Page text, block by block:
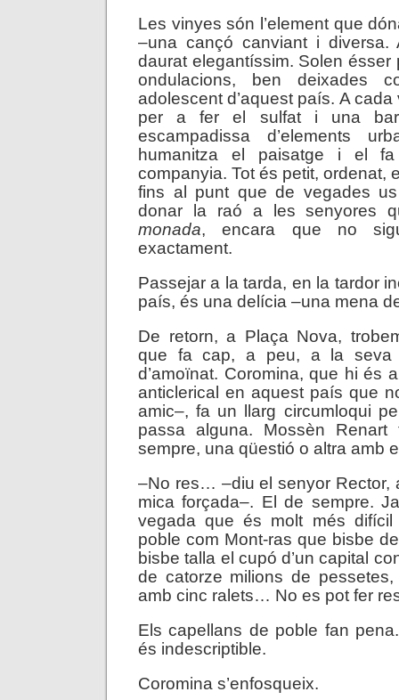
Les vinyes són l’element que
–una cançó canviant i diversa.
daurat elegantíssim. Solen ésser
ondulacions, ben deixades
adolescent d’aquest país. A
per a fer el sulfat i una
escampadissa d’elements
humanitza el paisatge i el
companyia. Tot és petit, ordenat,
fins al punt que de vegades
donar la raó a les senyores
monada, encara que no
exactament.
Passejar a la tarda, en la tardor
país, és una delícia –una mena
De retorn, a Plaça Nova,
que fa cap, a peu, a la seva
d’amoïnat. Coromina, que hi és
anticlerical en aquest país que
amic–, fa un llarg circumloqui
passa alguna. Mossèn
sempre, una qüestió o altra amb
–No res… –diu el senyor Rector,
mica forçada–. El de sempre.
vegada que és molt més difícil
poble com Mont-ras que bisbe
bisbe talla el cupó d’un capital
de catorze milions de
amb cinc ralets… No es pot fer
Els capellans de poble fan
és indescriptible.
Coromina s’enfosqueix.